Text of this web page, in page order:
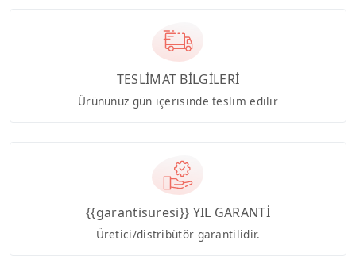
TESLİMAT BİLGİLERİ
Ürününüz gün içerisinde teslim edilir
{{garantisuresi}} YIL GARANTİ
Üretici/distribütör garantilidir.